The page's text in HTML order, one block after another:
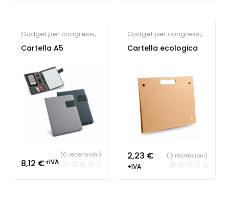
Gadget per congressi,
Portablocchi
Cartella A5
8,12 €+IVA
(0 recensioni)
Gadget per congressi,
Portablocchi,Sindacati
Cartella ecologica
2,23 €
+IVA
(0 recensioni)